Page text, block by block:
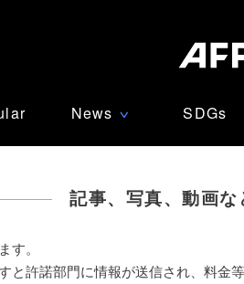
News ∨ SDGs
記事、写真、動画
す。
と許諾部門に情報が送信され、料金